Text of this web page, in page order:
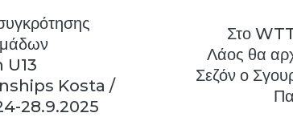
U13
Kosta /
28.9.2025
Στο
Λάος θα
Σεζόν ο